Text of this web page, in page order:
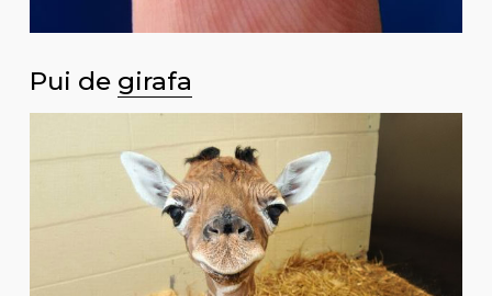
Pui de girafa